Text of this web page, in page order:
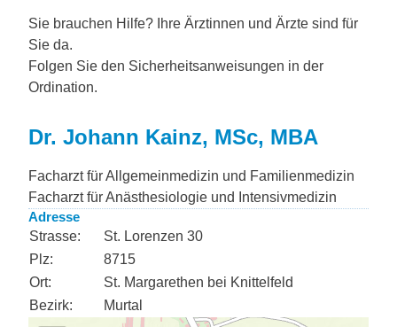
Sie brauchen Hilfe? Ihre Ärztinnen und Ärzte sind für
Sie da.
Folgen Sie den Sicherheitsanweisungen in der
Ordination.
Dr. Johann Kainz, MSc, MBA
Facharzt für Allgemeinmedizin und Familienmedizin
Facharzt für Anästhesiologie und Intensivmedizin
Adresse
Strasse:
St. Lorenzen 30
Plz:
8715
Ort:
St. Margarethen bei Knittelfeld
Bezirk:
Murtal